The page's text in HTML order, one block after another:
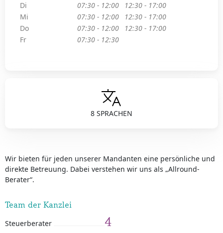
8 SPRACHEN
Wir bieten für jeden unserer Mandanten eine persönliche und
direkte Betreuung. Dabei verstehen wir uns als „Allround-
Berater“.
Team der Kanzlei
Steuerberater 4
Di
07:30 - 12:00
12:30 - 17:00
Mi
07:30 - 12:00
12:30 - 17:00
Do
07:30 - 12:00
12:30 - 17:00
Fr
07:30 - 12:30